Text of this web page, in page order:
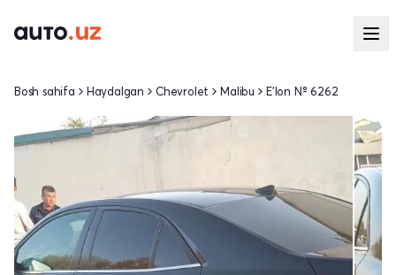
Bosh sahifa Haydalgan Chevrolet Malibu E'lon № 6262